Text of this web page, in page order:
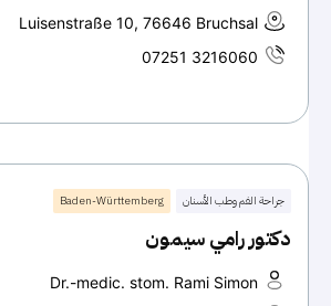
Luisenstraße 10, 76646 Bruchsal
07251 3216060
جراحة الفم وطب الأسنان Baden-Württemberg
دكتور رامي سيمون
Dr.-medic. stom. Rami Simon